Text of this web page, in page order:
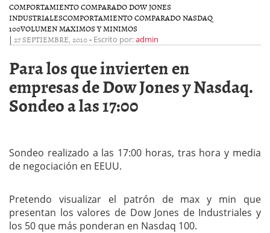
COMPORTAMIENTO COMPARADO DOW JONES
INDUSTRIALESCOMPORTAMIENTO COMPARADO NASDAQ
100VOLUMEN MAXIMOS Y MINIMOS
| 27 SEPTIEMBRE, 2010- Escrito por:admin
Para los que invierten en
empresas de Dow Jones y Nasdaq.
Sondeo a las 17:00
Sondeo realizado a las 17:00 horas, tras hora y media
de negociación en EEUU.
Pretendo visualizar el patrón de max y min que
presentan los valores de Dow Jones de Industriales y
los 50 que más ponderan en Nasdaq 100.